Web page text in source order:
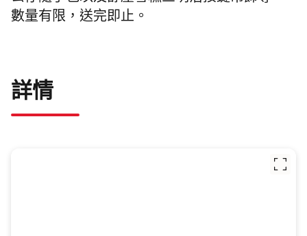
數量有限，送完即止。
詳情